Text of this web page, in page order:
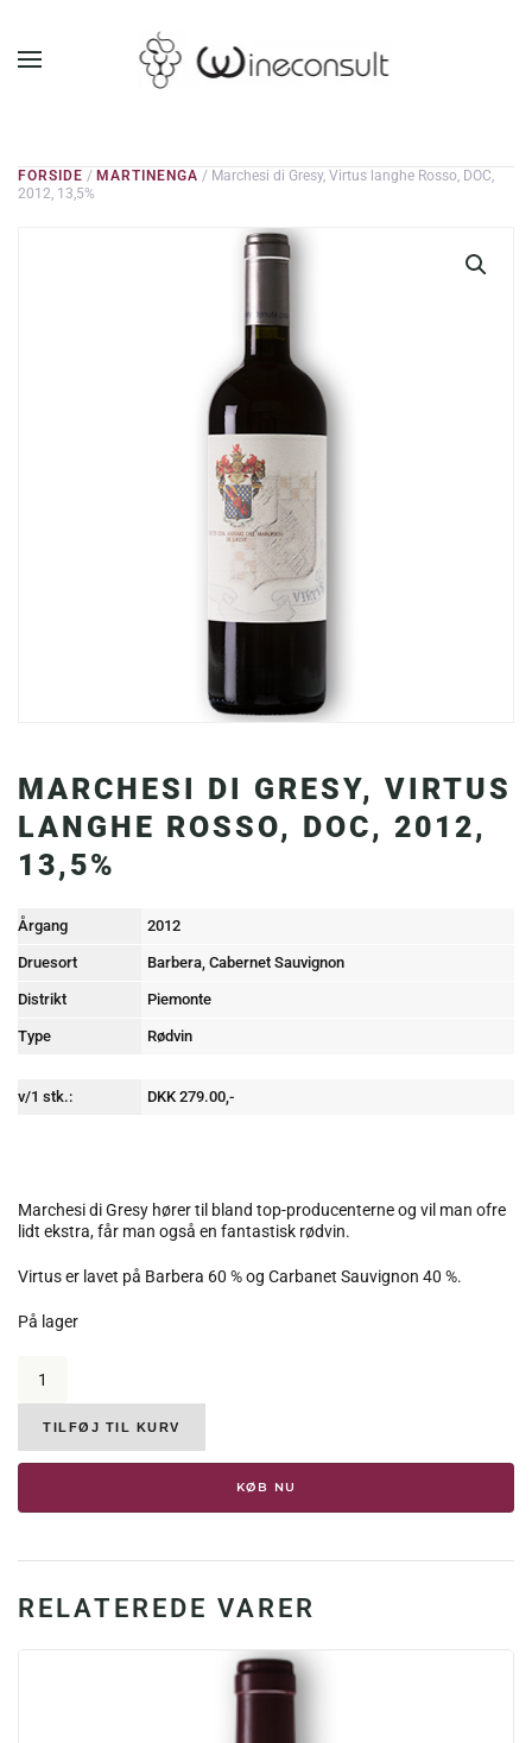
GÅ TIL HOVEDINDHOLD
FORSIDE / MARTINENGA / Marchesi di Gresy, Virtus langhe Rosso, DOC,
2012, 13,5%
MARCHESI DI GRESY, VIRTUS
LANGHE ROSSO, DOC, 2012,
13,5%
Årgang 2012
Druesort Barbera, Cabernet Sauvignon
Distrikt Piemonte
Type Rødvin
v/1 stk.: DKK 279.00,-
Marchesi di Gresy hører til bland top-producenterne og vil man ofre
lidt ekstra, får man også en fantastisk rødvin.
Virtus er lavet på Barbera 60 % og Carbanet Sauvignon 40 %.
På lager
Gresy,
Virtus
langhe
Rosso,
2012,
antal
TILFØJ TIL KURV
KØB NU
RELATEREDE VARER